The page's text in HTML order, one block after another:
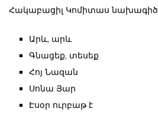
Հակաբացիլ Կոմիտաս նախագիծ
Արև, արև
Գնացեք, տեսեք
Հոյ Նազան
Սոնա Յար
Էսօր ուրբաթ է